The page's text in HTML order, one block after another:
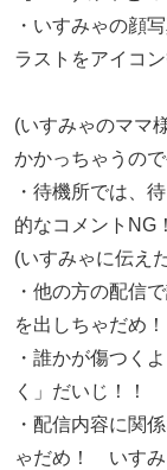
・いすみゃの顔
ラストをアイコ
(いすみゃのママ
かかっちゃうの
・待機所では、
的なコメントNG
(いすみゃに伝え
・他の方の配信
を出しちゃだめ！
・誰かが傷つく
く」だいじ！！
・配信内容に関
ゃだめ！ いすみ